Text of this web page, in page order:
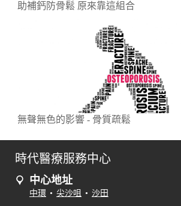
助補鈣防骨鬆 原來靠這組合
無聲無色的影響 - 骨質疏鬆
時代醫療服務中心
中心地址
中環 • 尖沙咀 • 沙田